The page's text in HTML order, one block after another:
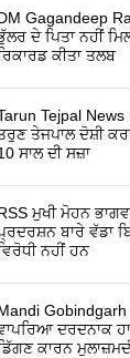
Gagandeep
ਦੇ ਪਿਤਾ ਨਹੀਂ
ਕੀਤਾ ਤਲਬ
Tejpal
ਤੇਜਪਾਲ ਦੋਸ਼ੀ
ਸਾਲ ਦੀ ਸਜ਼ਾ
ਮੁਖੀ ਮੋਹਨ
ਬਾਰੇ ਵੱਡਾ
ਨਹੀਂ ਹਨ
ਦਰਦਨਾਕ
ਕਾਰਨ